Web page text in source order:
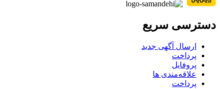
دسترسی سریع
ارسال آگهی جدید
پرداخت
پروفایل
علاقه‌مندی ها
پرداخت